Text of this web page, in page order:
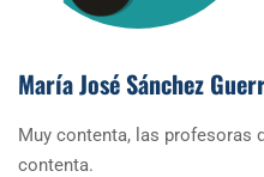
María José Sánchez
Muy contenta, las profesoras
contenta.